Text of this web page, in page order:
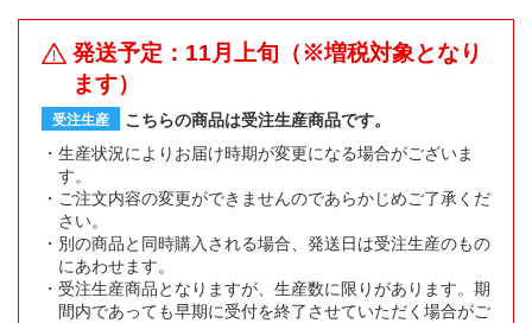
発送予定：11月上旬（※増税対象となり
ます）
受注生産
こちらの商品は受注生産商品です。
生産状況によりお届け時期が変更になる場合がございま
す。
ご注文内容の変更ができませんのであらかじめご了承くだ
さい。
別の商品と同時購入される場合、発送日は受注生産のもの
にあわせます。
受注生産商品となりますが、生産数に限りがあります。期
間内であっても早期に受付を終了させていただく場合がご